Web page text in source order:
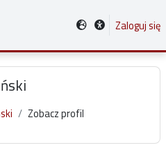
Zaloguj się
Zobacz profil